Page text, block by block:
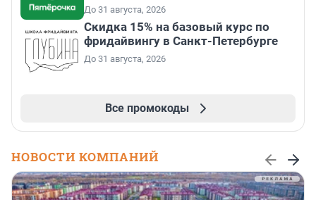
До 31 августа, 2026
Скидка 15% на базовый курс по
фридайвингу в Санкт-Петербурге
До 31 августа, 2026
Все промокоды
НОВОСТИ КОМПАНИЙ